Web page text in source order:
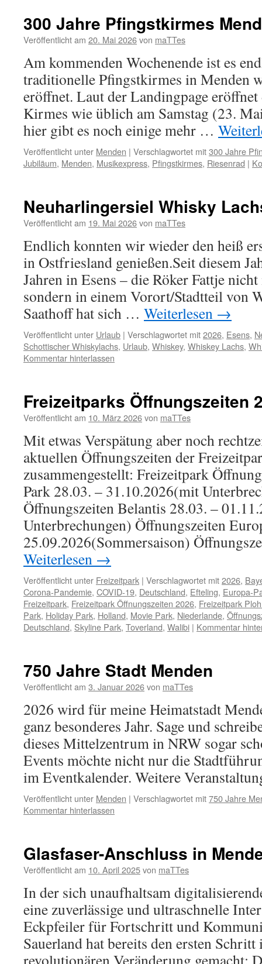
300 Jahre Pfingstkirmes
Veröffentlicht am 20. Mai 2026von maTTes
Am kommenden Wochenende ist es
traditionelle Pfingstkirmes in Menden
eröffnet. Laut der Landingpage eröffnet
Kirmes wie üblich am Samstag (23.
hier gibt es noch einige mehr …
Veröffentlicht unter Menden | Verschlagwortet mit300 Jahre
Jubiläum, Menden, Musikexpress, Pfingstkirmes, Riesenrad |
Neuharlingersiel Whisky
Veröffentlicht am 19. Mai 2026von maTTes
Endlich konnten wir wieder den heiß
in Ostfriesland genießen.Seit diesem
Jahren in Esens – die Röker Fattje
sondern in einem Vorort/Stadtteil von
Saathoff hat sich … Weiterlesen →
Veröffentlicht unter Urlaub | Verschlagwortet mit2026, Esens,
Schottischer Whiskylachs, Urlaub, Whiskey, Whiskey Lachs,
Kommentar hinterlassen
Freizeitparks Öffnungszeiten
Veröffentlicht am 10. März 2026von maTTes
Mit etwas Verspätung aber noch
aktuellen Öffnungszeiten der
zusammengestellt: Freizeitpark
Park 28.03. – 31.10.2026(mit
Öffnungszeiten Belantis 28.03. –
Unterbrechungen) Öffnungszeiten
25.09.2026(Sommersaison)
Weiterlesen →
Veröffentlicht unter Freizeitpark | Verschlagwortet mit2026,
Corona-Pandemie, COVID-19, Deutschland, Efteling, Europa-
Freizeitpark, Freizeitpark Öffnungszeiten 2026, Freizeitpark
Park, Holiday Park, Holland, Movie Park, Niederlande,
Deutschland, Skyline Park, Toverland, Walibi | Kommentar
750 Jahre Stadt Menden
Veröffentlicht am 3. Januar 2026von maTTes
2026 wird für meine Heimatstadt
ganz besonderes Jahr. Sage und
dieses Mittelzentrum in NRW sogar
Events möchte nicht nur die
im Eventkalender. Weitere
Veröffentlicht unter Menden | Verschlagwortet mit750 Jahre
Kommentar hinterlassen
Glasfaser-Anschluss in
Veröffentlicht am 10. April 2025von maTTes
In der sich unaufhaltsam
eine zuverlässige und ultraschnelle
Eckpfeiler für Fortschritt und
Sauerland hat bereits den ersten
revolutionären Veränderung gemacht: